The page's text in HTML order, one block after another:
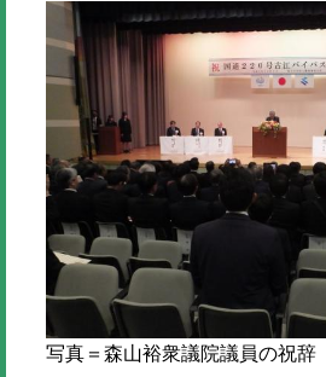
写真＝森山裕衆議院議員の祝辞